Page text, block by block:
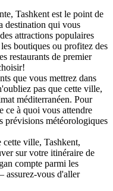
Tashkent est le point de
destination qui vous
attractions populaires
boutiques ou profitez des
restaurants de premier
que vous mettrez dans
pas que cette ville,
méditerranéen. Pour
ce à quoi vous attendre
prévisions météorologiques
cette ville, Tashkent,
sur votre itinéraire de
compte parmi les
assurez-vous d'aller